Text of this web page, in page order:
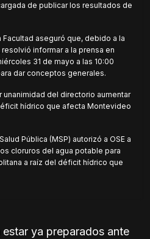
de publicar los resultados de
Facultad aseguró que, debido a la
resolvió informar a la prensa en
31 de mayo a las 10:00
dar conceptos generales.
unanimidad del directorio aumentar
hídrico que afecta Montevideo
Pública (MSP) autorizó a OSE a
cloruros del agua potable para
a raíz del déficit hídrico que
estar ya preparados ante